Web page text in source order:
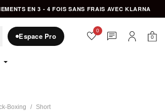
EN 3 - 4 FOIS SANS FRAIS AVEC KLARNA
Espace Pro favorite0 chat 0
Boxing
Short